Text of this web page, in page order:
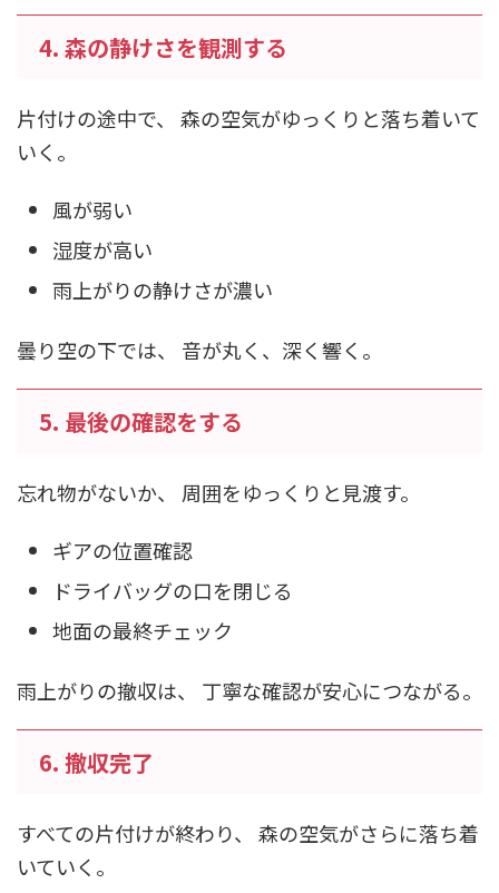
4. 森の静けさを観測する
片付けの途中で、 森の空気がゆっくりと落ち着いて
いく。
風が弱い
湿度が高い
雨上がりの静けさが濃い
曇り空の下では、 音が丸く、深く響く。
5. 最後の確認をする
忘れ物がないか、 周囲をゆっくりと見渡す。
ギアの位置確認
ドライバッグの口を閉じる
地面の最終チェック
雨上がりの撤収は、 丁寧な確認が安心につながる。
6. 撤収完了
すべての片付けが終わり、 森の空気がさらに落ち着
いていく。